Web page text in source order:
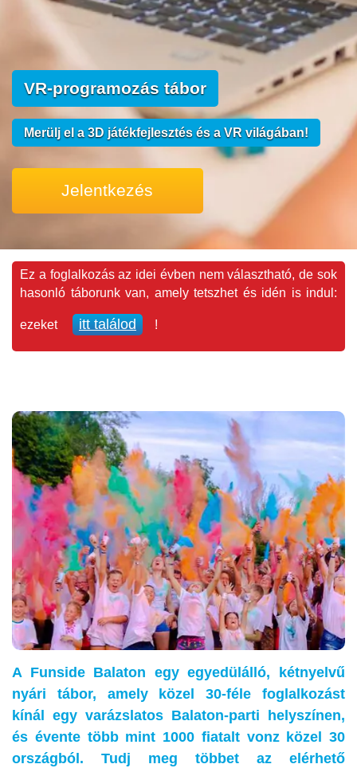
VR-programozás tábor
Merülj el a 3D játékfejlesztés és a VR világában!
Jelentkezés
Ez a foglalkozás az idei évben nem választható, de sok
hasonló táborunk van, amely tetszhet és idén is indul:
ezeket itt találod !
A Funside Balaton egy egyedülálló, kétnyelvű
nyári tábor, amely közel 30-féle foglalkozást
kínál egy varázslatos Balaton-parti helyszínen,
és évente több mint 1000 fiatalt vonz közel 30
országból. Tudj meg többet az elérhető